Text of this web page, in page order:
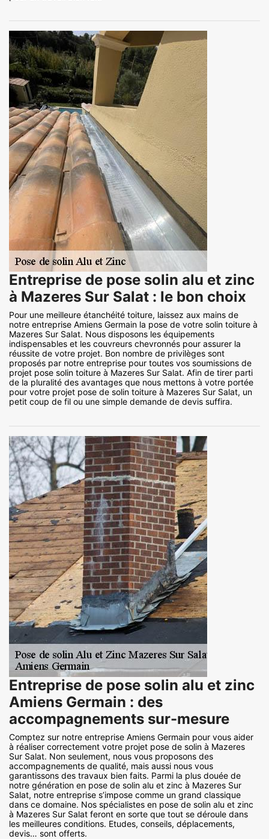
Entreprise de pose solin alu et zinc
à Mazeres Sur Salat : le bon choix
Pour une meilleure étanchéité toiture, laissez aux mains de
notre entreprise Amiens Germain la pose de votre solin toiture à
Mazeres Sur Salat. Nous disposons les équipements
indispensables et les couvreurs chevronnés pour assurer la
réussite de votre projet. Bon nombre de privilèges sont
proposés par notre entreprise pour toutes vos soumissions de
projet pose solin toiture à Mazeres Sur Salat. Afin de tirer parti
de la pluralité des avantages que nous mettons à votre portée
pour votre projet pose de solin toiture à Mazeres Sur Salat, un
petit coup de fil ou une simple demande de devis suffira.
Entreprise de pose solin alu et zinc
Amiens Germain : des
accompagnements sur-mesure
Comptez sur notre entreprise Amiens Germain pour vous aider
à réaliser correctement votre projet pose de solin à Mazeres
Sur Salat. Non seulement, nous vous proposons des
accompagnements de qualité, mais aussi nous vous
garantissons des travaux bien faits. Parmi la plus douée de
notre génération en pose de solin alu et zinc à Mazeres Sur
Salat, notre entreprise s’impose comme un grand classique
dans ce domaine. Nos spécialistes en pose de solin alu et zinc
à Mazeres Sur Salat feront en sorte que tout se déroule dans
les meilleures conditions. Etudes, conseils, déplacements,
devis… sont offerts.